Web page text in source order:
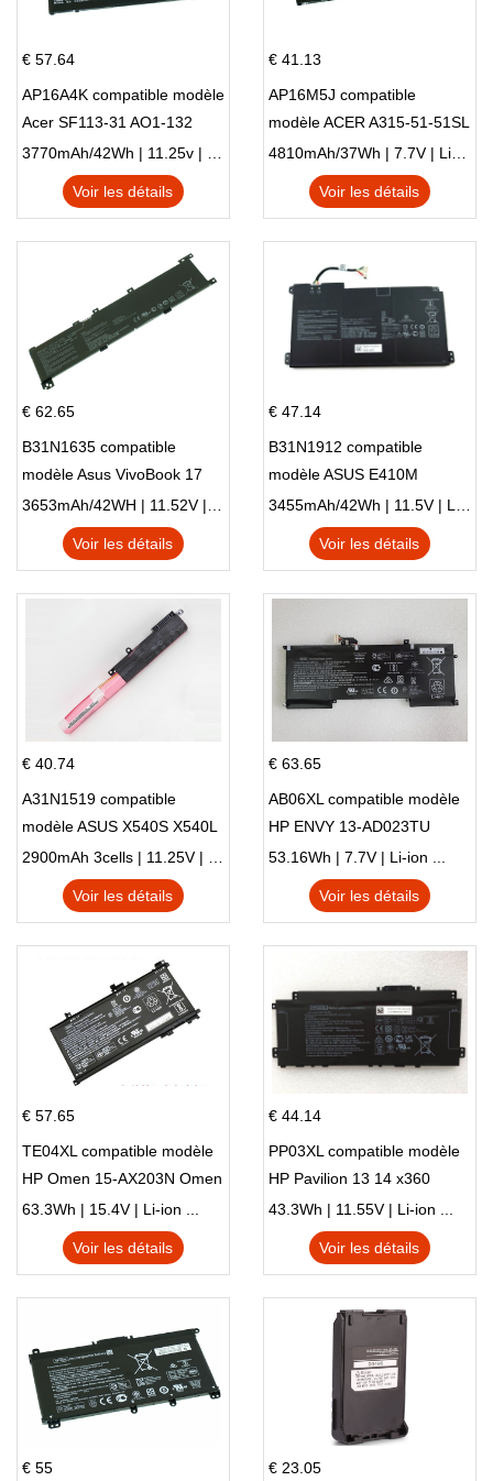
€ 57.64
AP16A4K compatible modèle
Acer SF113-31 AO1-132
NE132
3770mAh/42Wh | 11.25v | Li-ion ...
Voir les détails
€ 41.13
AP16M5J compatible
modèle ACER A315-51-51SL
N17Q1 SERIES
4810mAh/37Wh | 7.7V | Li-ion ...
Voir les détails
€ 62.65
B31N1635 compatible
modèle Asus VivoBook 17
X705NC X705UA X705UV
X705UN X705UD
3653mAh/42WH | 11.52V | Li-ion ...
Voir les détails
€ 47.14
B31N1912 compatible
modèle ASUS E410M
E410MA L410MA
3455mAh/42Wh | 11.5V | Li-ion ...
Voir les détails
€ 40.74
A31N1519 compatible
modèle ASUS X540S X540L
X540LA-SI302 X540SA
X540S
2900mAh 3cells | 11.25V | Li-ion ...
Voir les détails
€ 63.65
AB06XL compatible modèle
HP ENVY 13-AD023TU
HSTNN-DB8C 921438-855
TPN-I128
53.16Wh | 7.7V | Li-ion ...
Voir les détails
€ 57.65
TE04XL compatible modèle
HP Omen 15-AX203N Omen
15 Series Pavilion 15 Series
63.3Wh | 15.4V | Li-ion ...
Voir les détails
€ 44.14
PP03XL compatible modèle
HP Pavilion 13 14 x360
L83388-AC1 L83388-421
HSTNN-LB8S M01118-421
M01144-005 13-BB 14-DV
43.3Wh | 11.55V | Li-ion ...
Voir les détails
€ 55
€ 23.05